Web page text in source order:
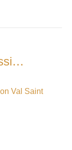
Val Saint